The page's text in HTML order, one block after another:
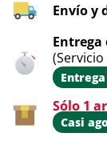
Envío y
Entrega
Sólo 1
Casi